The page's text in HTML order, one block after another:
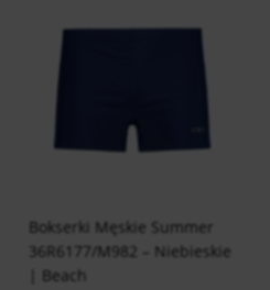
Bokserki Męskie Summer
36R6177/M982 – Niebieskie
| Beach